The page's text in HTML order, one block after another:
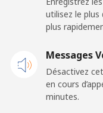
Ligne fixe
Paraguay
Ligne fixe
utilisez le plus
plus
Messages
Désactivez
en cours
minutes.